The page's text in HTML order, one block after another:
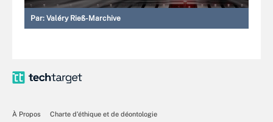
Par: Valéry Rieß-Marchive
À Propos
Charte d’éthique et de déontologie